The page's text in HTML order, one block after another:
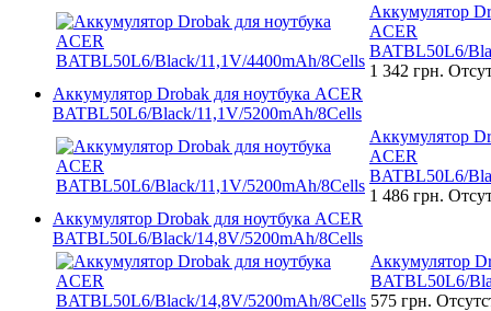
Аккумулятор
ACER
BATBL50L6/
1 342 грн.
Аккумулятор Drobak для ноутбука ACER
BATBL50L6/Black/11,1V/5200mAh/8Cells
Аккумулятор
ACER
BATBL50L6/
1 486 грн.
Аккумулятор Drobak для ноутбука ACER
BATBL50L6/Black/14,8V/5200mAh/8Cells
Аккумулятор
BATBL50L6/
575 грн.